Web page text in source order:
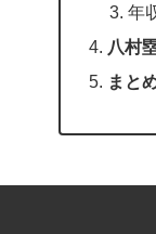
年
八村
まと